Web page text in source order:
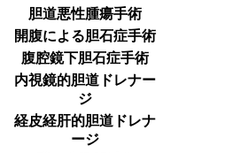
胆道悪性腫瘍手術
開腹による胆石症手術
腹腔鏡下胆石症手術
内視鏡的胆道ドレナー
ジ
経皮経肝的胆道ドレナ
ージ